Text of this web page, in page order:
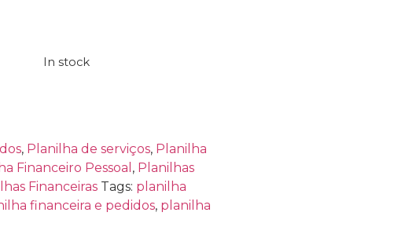
In stock
, Planilha de serviços, Planilha
Financeiro Pessoal , Planilhas
Financeiras Tags: planilha
financeira e pedidos, planilha